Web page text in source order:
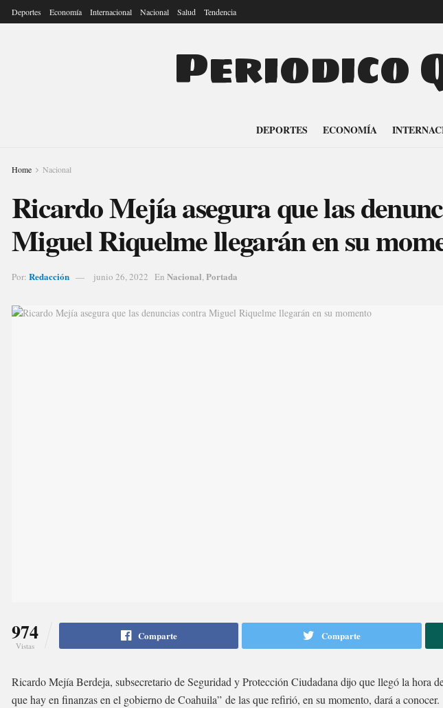
Deportes Economía Internacional Nacional Salud Tendencia
Periodico
DEPORTES ECONOMÍA
Home Nacional
Ricardo Mejía asegura que las
Miguel Riquelme llegarán en su
Por: Redacción junio 26, 2022 En Nacional,Portada
974
Vistas
Comparte Comparte
Ricardo Mejía Berdeja, subsecretario de Seguridad y Protección Ciudadana dijo que llegó la hora
que hay en finanzas en el gobierno de Coahuila” de las que refirió, en su momento, dará a conocer.